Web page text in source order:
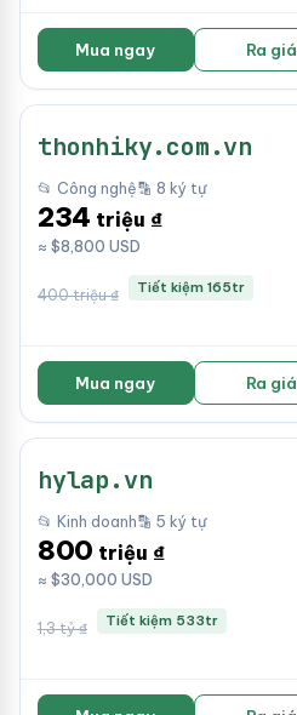
Mua ngay Ra giá
thonhiky.com.vn
📂 Công nghệ🔡 8 ký tự
234 triệu ₫
≈ $8,800 USD
400 triệu ₫ Tiết kiệm 165tr
Mua ngay Ra giá
hylap.vn
📂 Kinh doanh🔡 5 ký tự
800 triệu ₫
≈ $30,000 USD
1,3 tỷ ₫ Tiết kiệm 533tr